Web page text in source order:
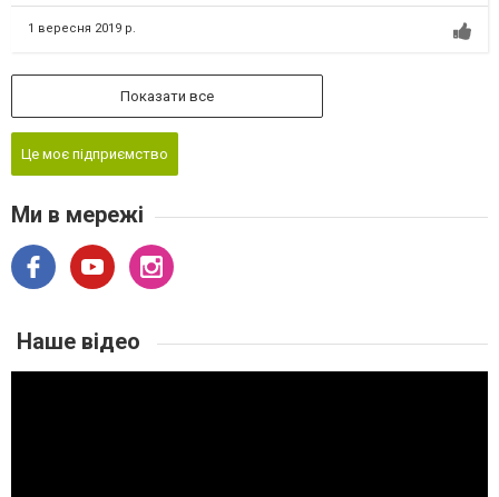
1 вересня 2019 р.
Показати все
Це моє підприємство
Ми в мережі
Наше відео